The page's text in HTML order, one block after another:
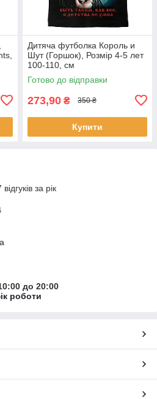
Дитяча футболка Король и
Шут (Горшок), Розмір 4-5 лет
100-110, см
Готово до відправки
273,90 ₴ 350 ₴
Купити
за рік
до 20:00
роботи